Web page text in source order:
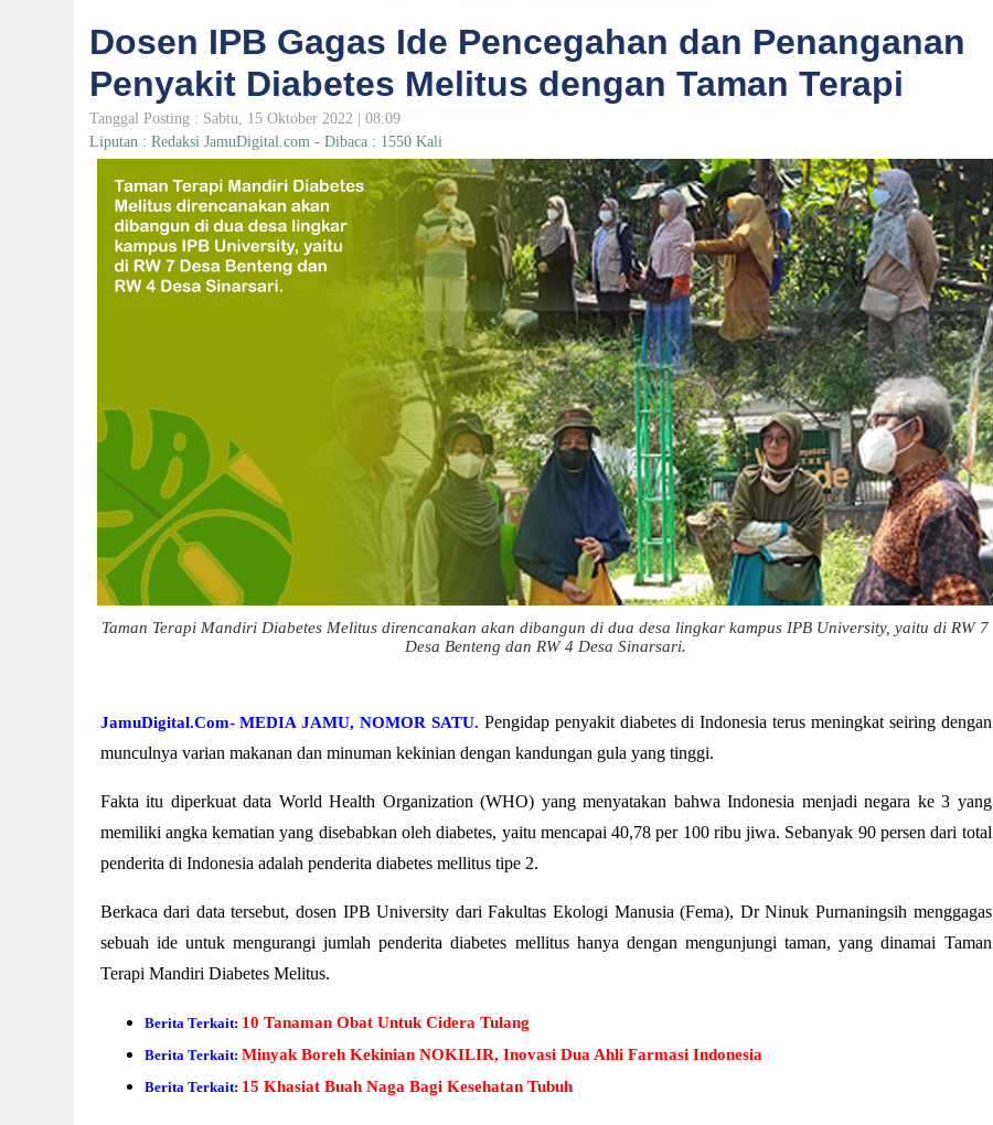
Dosen IPB Gagas Ide Pencegahan dan Penanganan
Penyakit Diabetes Melitus dengan Taman Terapi
Tanggal Posting : Sabtu, 15 Oktober 2022 | 08:09
Liputan : Redaksi JamuDigital.com - Dibaca : 1550 Kali
Taman Terapi Mandiri Diabetes Melitus direncanakan akan dibangun di dua desa lingkar kampus IPB University, yaitu di RW 7
Desa Benteng dan RW 4 Desa Sinarsari.
JamuDigital.Com- MEDIA JAMU, NOMOR SATU. Pengidap penyakit diabetes di Indonesia terus meningkat seiring dengan
munculnya varian makanan dan minuman kekinian dengan kandungan gula yang tinggi.
Fakta itu diperkuat data World Health Organization (WHO) yang menyatakan bahwa Indonesia menjadi negara ke 3 yang
memiliki angka kematian yang disebabkan oleh diabetes, yaitu mencapai 40,78 per 100 ribu jiwa. Sebanyak 90 persen dari total
penderita di Indonesia adalah penderita diabetes mellitus tipe 2.
Berkaca dari data tersebut, dosen IPB University dari Fakultas Ekologi Manusia (Fema), Dr Ninuk Purnaningsih menggagas
sebuah ide untuk mengurangi jumlah penderita diabetes mellitus hanya dengan mengunjungi taman, yang dinamai Taman
Terapi Mandiri Diabetes Melitus.
Berita Terkait: 10 Tanaman Obat Untuk Cidera Tulang
Berita Terkait: Minyak Boreh Kekinian NOKILIR, Inovasi Dua Ahli Farmasi Indonesia
Berita Terkait: 15 Khasiat Buah Naga Bagi Kesehatan Tubuh